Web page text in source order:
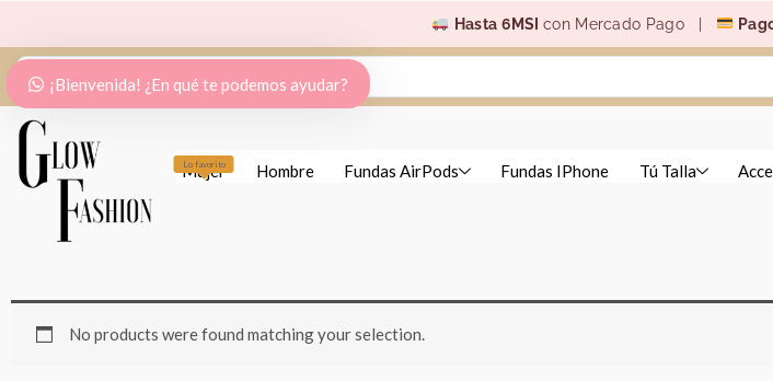
al
contenido
Hasta 6MSIcon Mercado Pago |
Search
Lo favorito
Mujer Hombre Fundas AirPods Fundas IPhone Tú Talla
No products were found matching your selection.
¡Bienvenida! ¿En qué te podemos ayudar?